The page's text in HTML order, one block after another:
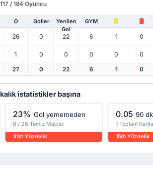
/ 184 Oyuncu
O Goller
Yenilen
Gol
GYM
26 0 22 6 1 0
1 0 0 0 0 0
27 0 22 6 1 0
istatistikler başına
23% Gol yememeden
6 / 26 Temiz Maçlar
31st Yüzdelik
0.05 90
1 Toplam
15th Yüzdelik